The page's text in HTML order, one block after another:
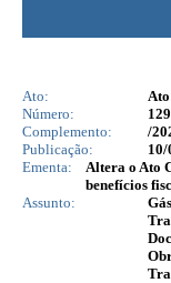
Ato:
Número:
129
Complemento:
/
Publicação:
10/
Ementa:
Altera o Ato
benefícios
Assunto: